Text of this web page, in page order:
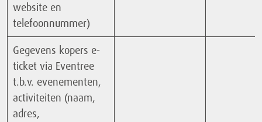
website en
telefoonnummer)
Gegevens kopers e-
ticket via Eventree
t.b.v. evenementen,
activiteiten (naam,
adres,